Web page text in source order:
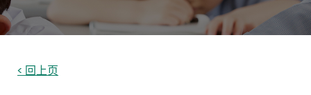
< 回上页